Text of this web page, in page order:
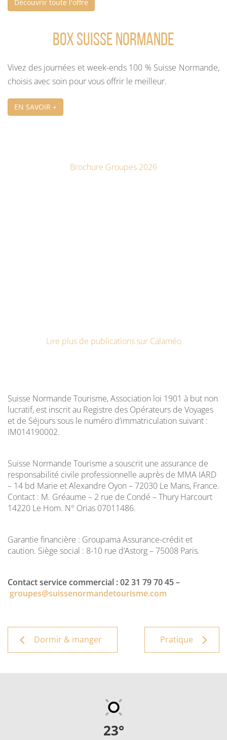
Découvrir toute l'offre
Box Suisse Normande
Vivez des journées et week-ends 100 % Suisse Normande,
choisis avec soin pour vous offrir le meilleur.
EN SAVOIR +
Brochure Groupes 2026
Lire plus de publications sur Calaméo
Suisse Normande Tourisme, Association loi 1901 à but non
lucratif, est inscrit au Registre des Opérateurs de Voyages
et de Séjours sous le numéro d’immatriculation suivant :
IM014190002.
Suisse Normande Tourisme a souscrit une assurance de
responsabilité civile professionnelle auprès de MMA IARD
– 14 bd Marie et Alexandre Oyon – 72030 Le Mans, France.
Contact : M. Gréaume – 2 rue de Condé – Thury Harcourt
14220 Le Hom. N° Orias 07011486.
Garantie financière : Groupama Assurance-crédit et
caution. Siège social : 8-10 rue d’Astorg – 75008 Paris.
Contact service commercial : 02 31 79 70 45 –
groupes@suissenormandetourisme.com
Dormir & manger Pratique
23°